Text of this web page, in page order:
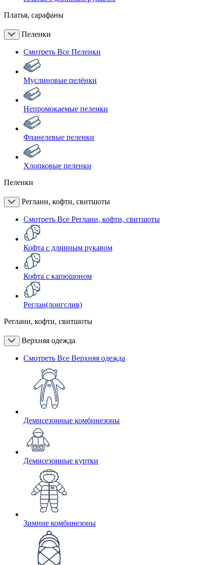
Платья, сарафаны
Пеленки
Смотреть Все Пеленки
Муслиновые пелёнки
Непромокаемые пеленки
Фланелевые пеленки
Хлопковые пеленки
Пеленки
Реглани, кофти, свитшоты
Смотреть Все Реглани, кофти, свитшоты
Кофта с длинным рукавом
Кофта с капюшоном
Реглан(лонгслив)
Реглани, кофти, свитшоты
Верхняя одежда
Смотреть Все Верхняя одежда
Демисезонные комбинезоны
Демисезонные куртки
Зимние комбинезоны